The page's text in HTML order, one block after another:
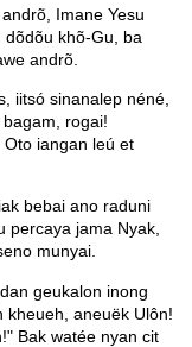
Imane Yesu
khõ-Gu, ba
andrõ.
iitsó sinanalep néné,
rogai!
iangan leú et
bebai ano raduni
percaya jama Nyak,
munyai.
geukalon inong
kheueh, aneuëk Ulôn!
Bak watée nyan cit